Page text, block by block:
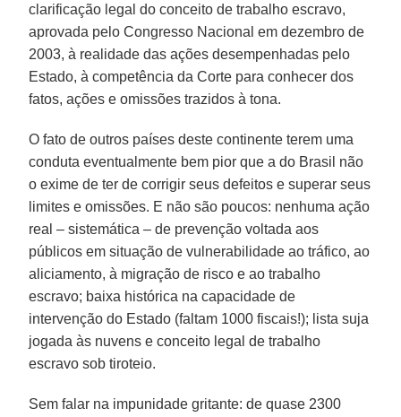
clarificação legal do conceito de trabalho escravo,
aprovada pelo Congresso Nacional em dezembro de
2003, à realidade das ações desempenhadas pelo
Estado, à competência da Corte para conhecer dos
fatos, ações e omissões trazidos à tona.
O fato de outros países deste continente terem uma
conduta eventualmente bem pior que a do Brasil não
o exime de ter de corrigir seus defeitos e superar seus
limites e omissões. E não são poucos: nenhuma ação
real – sistemática – de prevenção voltada aos
públicos em situação de vulnerabilidade ao tráfico, ao
aliciamento, à migração de risco e ao trabalho
escravo; baixa histórica na capacidade de
intervenção do Estado (faltam 1000 fiscais!); lista suja
jogada às nuvens e conceito legal de trabalho
escravo sob tiroteio.
Sem falar na impunidade gritante: de quase 2300